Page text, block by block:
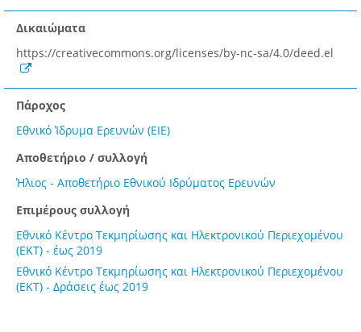
Δικαιώματα
https://creativecommons.org/licenses/by-nc-sa/4.0/deed.el
Πάροχος
Εθνικό Ίδρυμα Ερευνών (ΕΙΕ)
Αποθετήριο / συλλογή
Ήλιος - Αποθετήριο Εθνικού Ιδρύματος Ερευνών
Επιμέρους συλλογή
Εθνικό Κέντρο Τεκμηρίωσης και Ηλεκτρονικού Περιεχομένου
(ΕΚΤ) - έως 2019
Εθνικό Κέντρο Τεκμηρίωσης και Ηλεκτρονικού Περιεχομένου
(ΕΚΤ) - Δράσεις έως 2019